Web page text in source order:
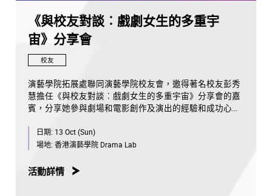
《與校友對談︰戲劇女生的多重宇
宙》分享會
校友
演藝學院拓展處聯同演藝學院校友會，邀得著名校友彭秀
慧擔任《與校友對談︰戲劇女生的多重宇宙》分享會的嘉
賓，分享她參與劇場和電影創作及演出的經驗和成功心
日期: 13 Oct (Sun)
場地: 香港演藝學院 Drama Lab
活動詳情